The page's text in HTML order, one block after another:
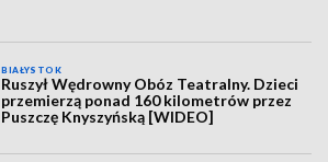
BIAŁYSTOK
Ruszył Wędrowny Obóz Teatralny. Dzieci
przemierzą ponad 160 kilometrów przez
Puszczę Knyszyńską [WIDEO]